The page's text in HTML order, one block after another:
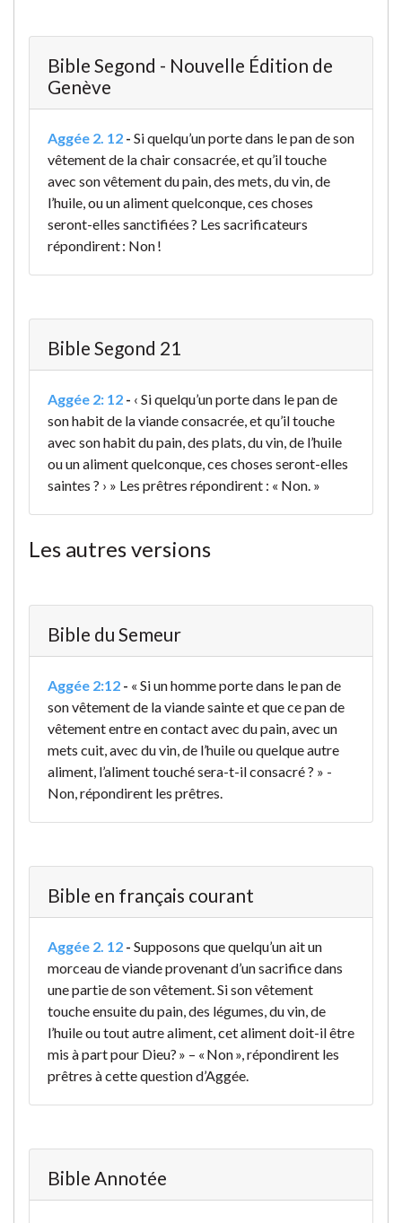
Bible Segond - Nouvelle Édition de
Genève
Aggée 2. 12 - Si quelqu’un porte dans le pan de son
vêtement de la chair consacrée, et qu’il touche
avec son vêtement du pain, des mets, du vin, de
l’huile, ou un aliment quelconque, ces choses
seront-elles sanctifiées ? Les sacrificateurs
répondirent : Non !
Bible Segond 21
Aggée 2: 12 - ‹ Si quelqu’un porte dans le pan de
son habit de la viande consacrée, et qu’il touche
avec son habit du pain, des plats, du vin, de l’huile
ou un aliment quelconque, ces choses seront-elles
saintes ? › » Les prêtres répondirent : « Non. »
Les autres versions
Bible du Semeur
Aggée 2:12 - « Si un homme porte dans le pan de
son vêtement de la viande sainte et que ce pan de
vêtement entre en contact avec du pain, avec un
mets cuit, avec du vin, de l’huile ou quelque autre
aliment, l’aliment touché sera-t-il consacré ? » -
Non, répondirent les prêtres.
Bible en français courant
Aggée 2. 12 - Supposons que quelqu’un ait un
morceau de viande provenant d’un sacrifice dans
une partie de son vêtement. Si son vêtement
touche ensuite du pain, des légumes, du vin, de
l’huile ou tout autre aliment, cet aliment doit-il être
mis à part pour Dieu? » – « Non », répondirent les
prêtres à cette question d’Aggée.
Bible Annotée